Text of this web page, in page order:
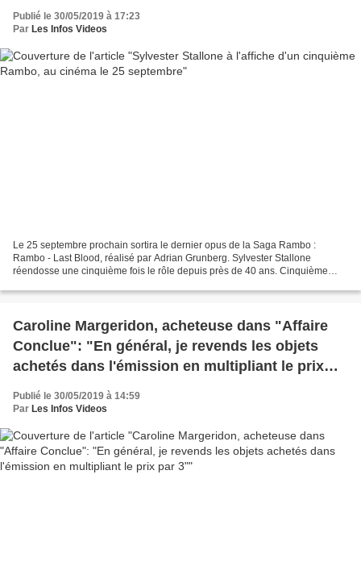
Publié le 30/05/2019 à 17:23
Par Les Infos Videos
Le 25 septembre prochain sortira le dernier opus de la Saga Rambo :
Rambo - Last Blood, réalisé par Adrian Grunberg. Sylvester Stallone
réendosse une cinquième fois le rôle depuis près de 40 ans. Cinquième
Caroline Margeridon, acheteuse dans "Affaire
Conclue": "En général, je revends les objets
achetés dans l'émission en multipliant le prix
Publié le 30/05/2019 à 14:59
Par Les Infos Videos